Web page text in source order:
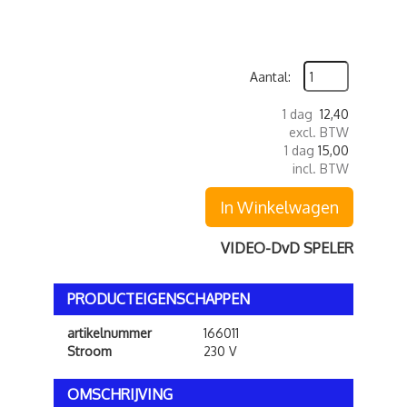
Aantal:
1 dag 12,40
excl. BTW
1 dag 15,00
incl. BTW
In Winkelwagen
VIDEO-DvD SPELER
PRODUCTEIGENSCHAPPEN
artikelnummer
166011
Stroom
230 V
OMSCHRIJVING